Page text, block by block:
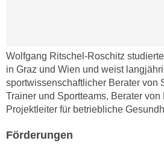
Wolfgang Ritschel-Roschitz
in Graz und Wien und weist
sportwissenschaftlicher Berater von
Trainer und Sportteams, Berater von
Projektleiter für betriebliche
Förderungen